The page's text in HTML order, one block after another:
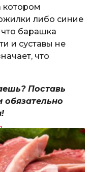
котором
либо синие
что барашка
и суставы не
что
Поставь
обязательно